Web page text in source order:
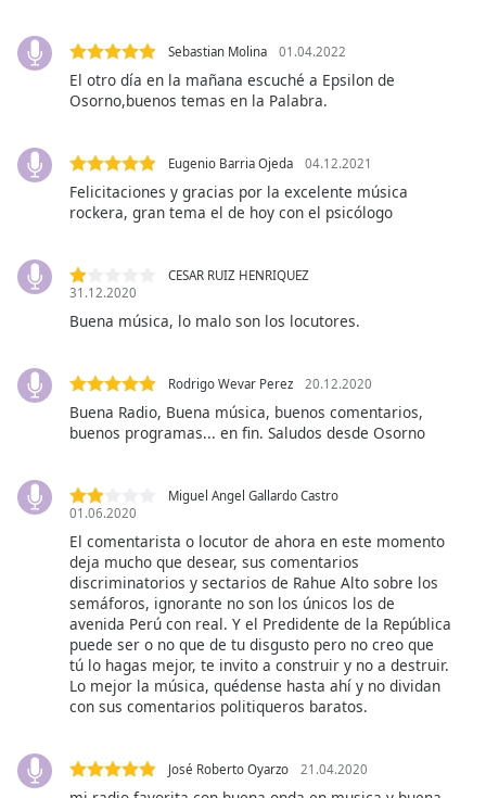
Picture-
This
Beginning
window.
Escape
close
the
Background
Color
Sebastian Molina 01.04.2022
El otro día en la mañana escuché a Epsilon de
Osorno,buenos temas en la Palabra.
Eugenio Barria Ojeda 04.12.2021
Felicitaciones y gracias por la excelente música
rockera, gran tema el de hoy con el psicólogo
CESAR RUIZ HENRIQUEZ
31.12.2020
Buena música, lo malo son los locutores.
Rodrigo Wevar Perez 20.12.2020
Buena Radio, Buena música, buenos comentarios,
buenos programas... en fin. Saludos desde Osorno
Miguel Angel Gallardo Castro
01.06.2020
El comentarista o locutor de ahora en este momento
deja mucho que desear, sus comentarios
discriminatorios y sectarios de Rahue Alto sobre los
semáforos, ignorante no son los únicos los de
avenida Perú con real. Y el Predidente de la República
puede ser o no que de tu disgusto pero no creo que
tú lo hagas mejor, te invito a construir y no a destruir.
Lo mejor la música, quédense hasta ahí y no dividan
con sus comentarios politiqueros baratos.
José Roberto Oyarzo 21.04.2020